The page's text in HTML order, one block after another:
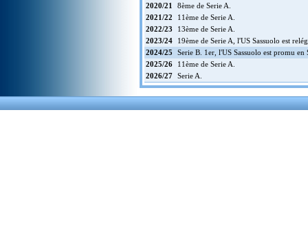
2020/21
8ème de Serie A.
2021/22
11ème de Serie A.
2022/23
13ème de Serie A.
2023/24
19ème de Serie A, l'US Sassuolo est
2024/25
Serie B. 1er, l'US Sassuolo est promu en
2025/26
11ème de Serie A.
2026/27 Serie A.